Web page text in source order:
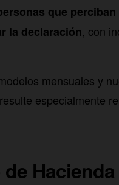
que
la declaración, con
mensuales y
resulte especialmente